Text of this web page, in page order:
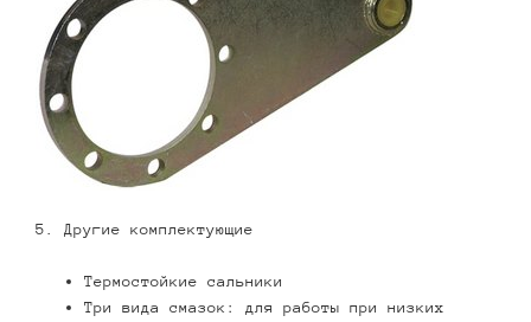
5. Другие комплектующие
Термостойкие сальники
Три вида смазок: для работы при низких